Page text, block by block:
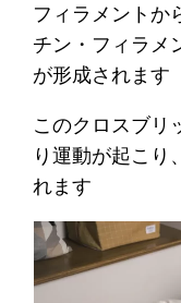
フィラメントか
チン・フィラメ
が形成されます
このクロスブリ
り運動が起こり
れます